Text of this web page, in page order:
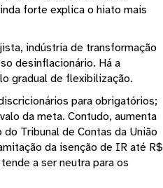
forte explica o hiato mais
indústria de transformação
desinflacionário. Há a
gradual de flexibilização.
para obrigatórios;
da meta. Contudo, aumenta
Tribunal de Contas da União
da isenção de IR até R$
a ser neutra para os